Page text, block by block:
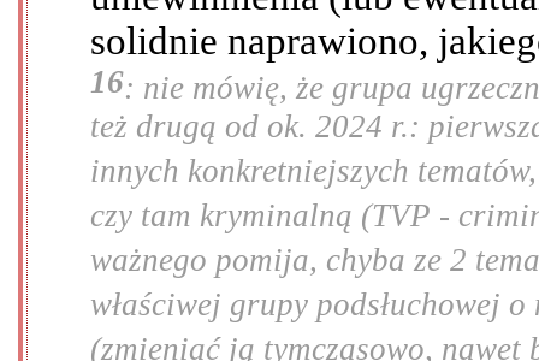
solidnie naprawiono,
16: nie mówię, że grupa
też drugą od ok. 2024 r.:
innych konkretniejszych
czy tam kryminalną (TVP -
ważnego pomija, chyba ze 2
właściwej grupy podsłuchowej